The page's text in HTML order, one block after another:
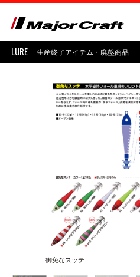
LURE
OTHER
LURE 生産終了アイテム・廃盤商品
御免なスッテ